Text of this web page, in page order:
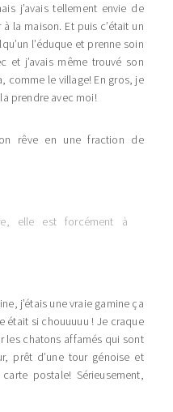
j’avais tellement envie de
la maison. Et puis c’était un
l’éduque et prenne soin
et j’avais même trouvé son
comme le village! En gros, je
prendre avec moi!
rêve en une fraction de
elle est forcément à
j’étais une vraie gamine ça
était si chouuuuu ! Je craque
les chatons affamés qui sont
prêt d’une tour génoise et
postale! Sérieusement,